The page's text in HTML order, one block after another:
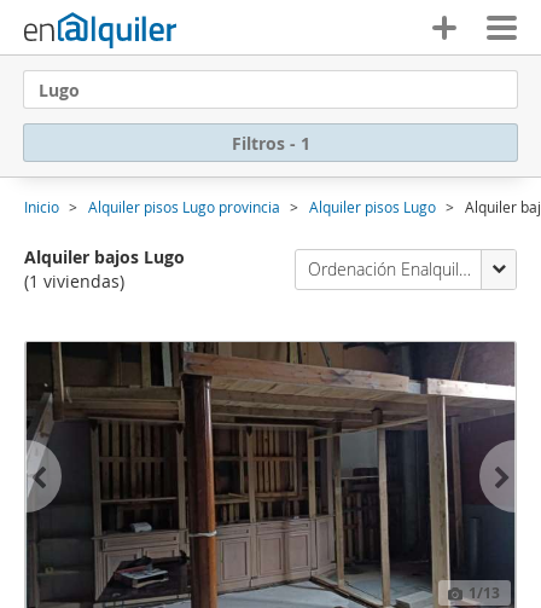
Lugo
Filtros - 1
Inicio Alquiler pisos Lugo provincia Alquiler pisos Lugo Alquiler
Alquiler bajos Lugo
(1 viviendas)
Ordenación Enalquiler
1/13